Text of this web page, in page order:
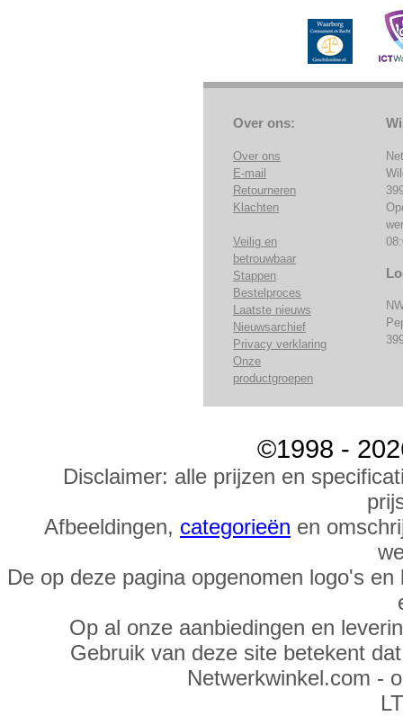
Over ons:
Over ons
E-mail
Retourneren
Klachten
Veilig en
betrouwbaar
Stappen
Bestelproces
Laatste nieuws
Nieuwsarchief
Privacy verklaring
Onze
productgroepen
©1998 -
Disclaimer: alle prijzen en
Afbeeldingen, categorieën en
De op deze pagina opgenomen logo's
Op al onze aanbiedingen en
Gebruik van deze site betekent
Netwerkwinkel.com -